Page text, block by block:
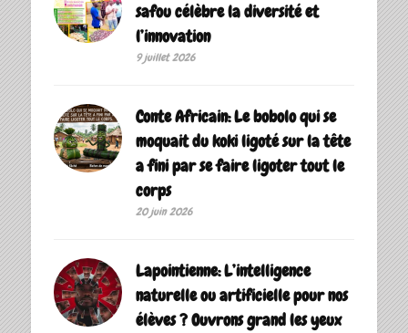
safou célèbre la diversité et
l’innovation
9 juillet 2026
Conte Africain: Le bobolo qui se
moquait du koki ligoté sur la tête
a fini par se faire ligoter tout le
corps
20 juin 2026
Lapointienne: L’intelligence
naturelle ou artificielle pour nos
élèves ? Ouvrons grand les yeux